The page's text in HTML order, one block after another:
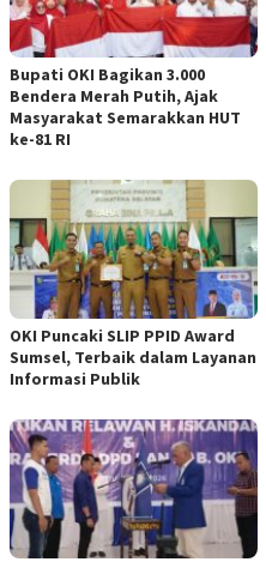
Bupati OKI Bagikan 3.000
Bendera Merah Putih, Ajak
Masyarakat Semarakkan HUT
ke-81 RI
OKI Puncaki SLIP PPID Award
Sumsel, Terbaik dalam Layanan
Informasi Publik